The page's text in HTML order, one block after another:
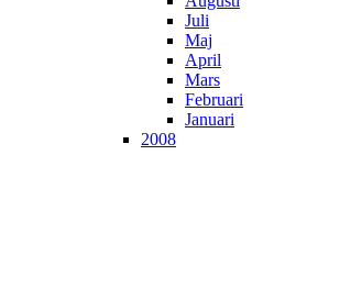
Juli
Maj
April
Mars
Februari
Januari
2008